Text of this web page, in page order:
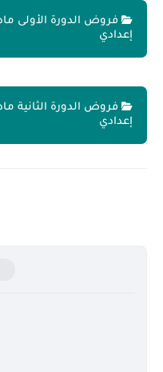
فروض الدورة الأولى
إعدادي
فروض الدورة الثانية
إعدادي